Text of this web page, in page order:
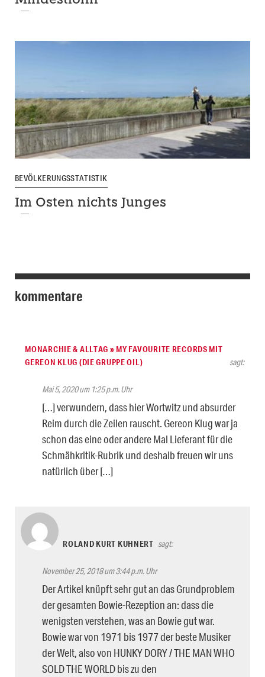
BEVÖLKERUNGSSTATISTIK
Im Osten nichts Junges
kommentare
MONARCHIE & ALLTAG » MY FAVOURITE RECORDS MIT
GEREON KLUG (DIE GRUPPE OIL)
sagt:
Mai 5, 2020 um 1:25 p.m. Uhr
[…] verwundern, dass hier Wortwitz und absurder
Reim durch die Zeilen rauscht. Gereon Klug war ja
schon das eine oder andere Mal Lieferant für die
Schmähkritik-Rubrik und deshalb freuen wir uns
natürlich über […]
ROLAND KURT KUHNERT sagt:
November 25, 2018 um 3:44 p.m. Uhr
Der Artikel knüpft sehr gut an das Grundproblem
der gesamten Bowie-Rezeption an: dass die
wenigsten verstehen, was an Bowie gut war.
Bowie war von 1971 bis 1977 der beste Musiker
der Welt, also von HUNKY DORY / THE MAN WHO
SOLD THE WORLD bis zu den